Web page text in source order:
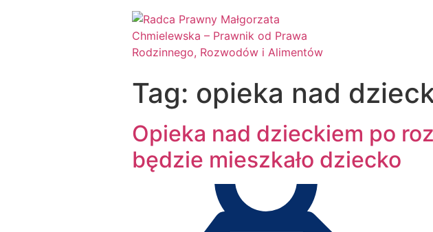
Tag: opieka nad
Opieka nad dzieckiem po
będzie mieszkało dziecko